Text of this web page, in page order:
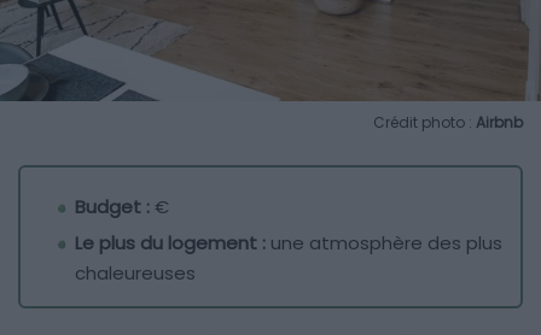
Crédit photo : Airbnb
Budget :€
Le plus du logement : une atmosphère des plus
chaleureuses